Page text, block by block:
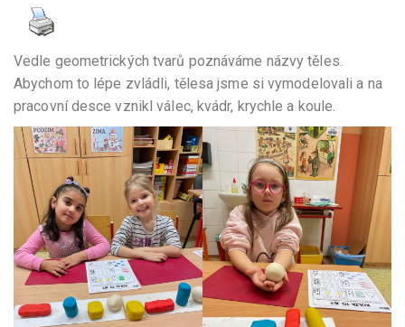
Vedle geometrických tvarů poznáváme názvy těles.
Abychom to lépe zvládli, tělesa jsme si vymodelovali a na
pracovní desce vznikl válec, kvádr, krychle a koule.